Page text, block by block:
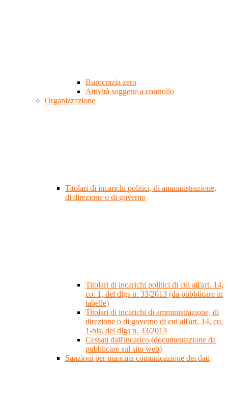
Burocrazia zero
Attività soggette a controllo
Organizzazione
Titolari di incarichi politici, di amministrazione,
di direzione o di governo
Titolari di incarichi politici di cui all'art. 14,
co. 1, del dlgs n. 33/2013 (da pubblicare in
tabelle)
Titolari di incarichi di amministrazione, di
direzione o di governo di cui all'art. 14, co.
1-bis, del dlgs n. 33/2013
Cessati dall'incarico (documentazione da
pubblicare sul sito web)
Sanzioni per mancata comunicazione dei dati